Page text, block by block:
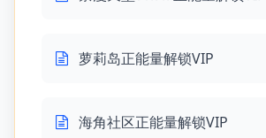
萝莉岛正能量解锁VIP
海角社区正能量解锁VIP